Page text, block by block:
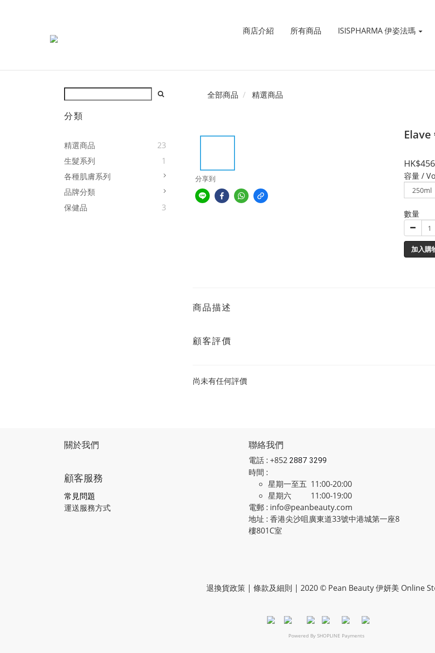
商店介紹 所有商品 ISISPHARMA 伊姿法瑪
分類
精選商品
23
生髮系列
1
各種肌膚系列
品牌分類
保健品
3
全部商品 精選商品
分享到 容量 /
數量
加入購
商品描述
顧客評價
尚未有任何評價
關於我們
顧客服務
常見問題
運送服務方式
聯絡我們
電話 : +852 2887 3299
時間 :
星期一至五 11:00-20:00
星期六 11:00-19:00
電郵 : info@peanbeauty.com
地址 : 香港尖沙咀廣東道33號中港城第一座8
樓801C室
退換貨政策| 條款及細則 | 2020 © Pean Beauty 伊妍美 Online
Powered By SHOPLINE Payments